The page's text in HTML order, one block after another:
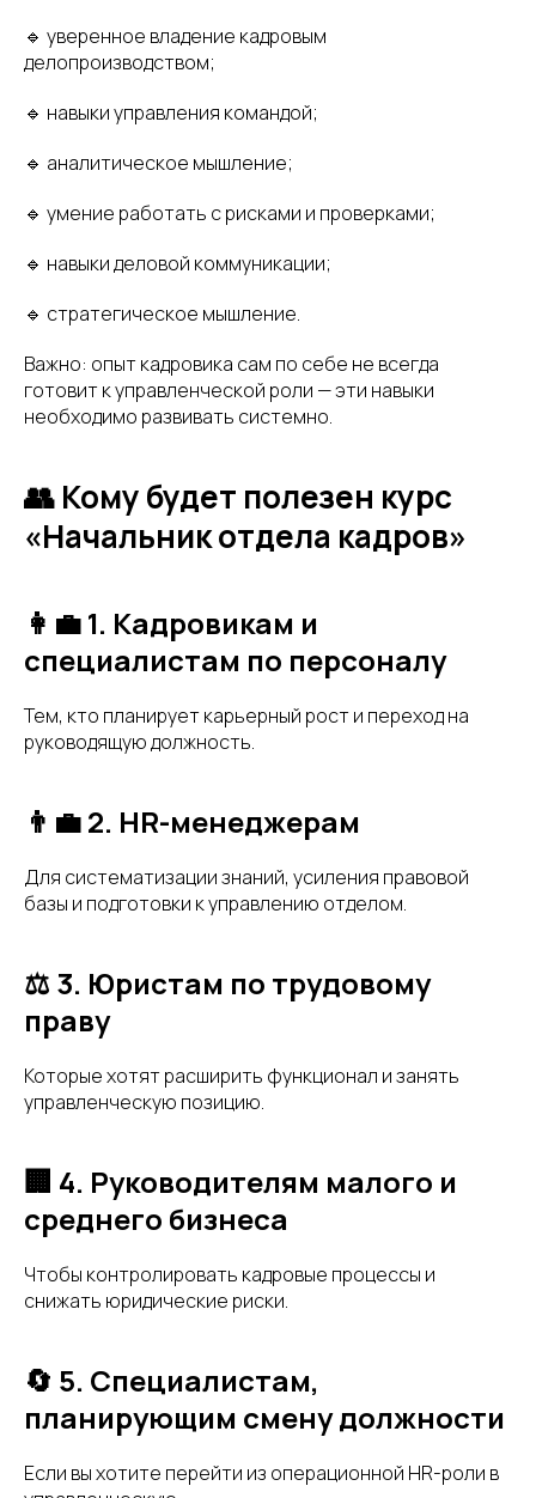
🔹 уверенное владение кадровым
делопроизводством;
🔹 навыки управления командой;
🔹 аналитическое мышление;
🔹 умение работать с рисками и проверками;
🔹 навыки деловой коммуникации;
🔹 стратегическое мышление.
Важно: опыт кадровика сам по себе не всегда
готовит к управленческой роли — эти навыки
необходимо развивать системно.
👥 Кому будет полезен курс
«Начальник отдела кадров»
👩‍💼 1. Кадровикам и
специалистам по персоналу
Тем, кто планирует карьерный рост и переход на
руководящую должность.
👨‍💼 2. HR-менеджерам
Для систематизации знаний, усиления правовой
базы и подготовки к управлению отделом.
⚖️ 3. Юристам по трудовому
праву
Которые хотят расширить функционал и занять
управленческую позицию.
🏢 4. Руководителям малого и
среднего бизнеса
Чтобы контролировать кадровые процессы и
снижать юридические риски.
🔄 5. Специалистам,
планирующим смену должности
Если вы хотите перейти из операционной HR-роли в